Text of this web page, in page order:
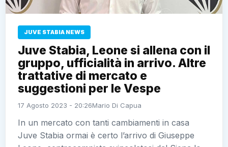
JUVE STABIA NEWS
Juve Stabia, Leone si allena con il
gruppo, ufficialità in arrivo. Altre
trattative di mercato e
suggestioni per le Vespe
17 Agosto 2023 - 20:26Mario Di Capua
In un mercato con tanti cambiamenti in casa
Juve Stabia ormai è certo l’arrivo di Giuseppe